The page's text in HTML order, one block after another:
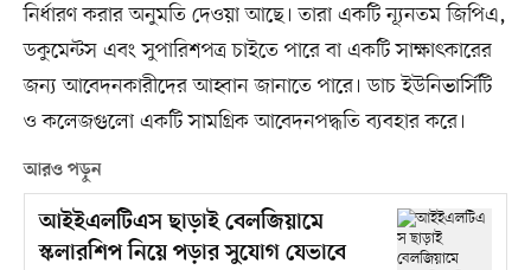
নির্ধারণ করার অনুমতি দেওয়া আছে। তারা একটি ন্যূনতম জিপিএ,
ডকুমেন্টস এবং সুপারিশপত্র চাইতে পারে বা একটি সাক্ষাৎকারের
জন্য আবেদনকারীদের আহ্বান জানাতে পারে। ডাচ ইউনিভার্সিটি
ও কলেজগুলো একটি সামগ্রিক আবেদনপদ্ধতি ব্যবহার করে।
আরও পড়ুন
আইইএলটিএস ছাড়াই বেলজিয়ামে
স্কলারশিপ নিয়ে পড়ার সুযোগ যেভাবে